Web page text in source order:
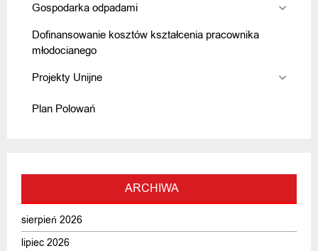
Gospodarka odpadami
Dofinansowanie kosztów kształcenia pracownika
młodocianego
Projekty Unijne
Plan Polowań
ARCHIWA
sierpień 2026
lipiec 2026